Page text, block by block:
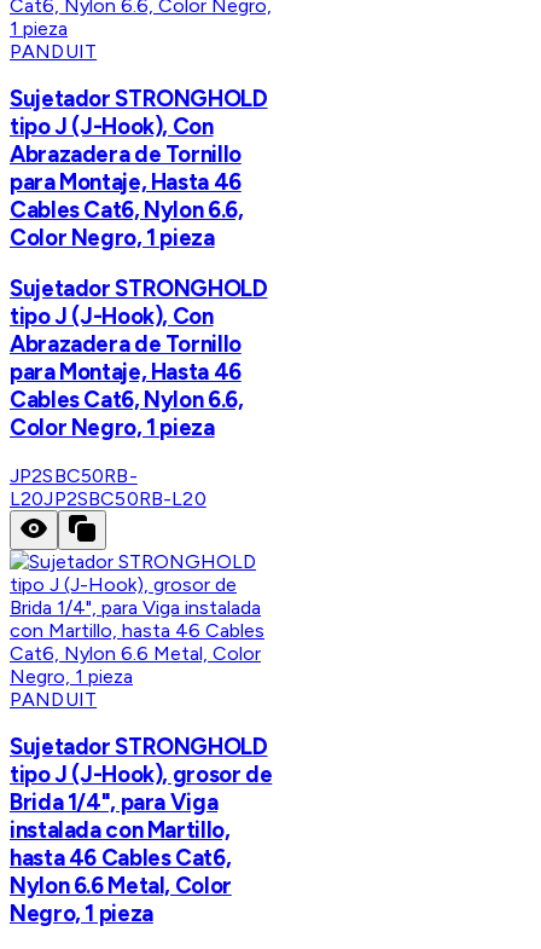
PANDUIT
Sujetador STRONGHOLD
tipo J (J-Hook), Con
Abrazadera de Tornillo
para Montaje, Hasta 46
Cables Cat6, Nylon 6.6,
Color Negro, 1 pieza
Sujetador STRONGHOLD
tipo J (J-Hook), Con
Abrazadera de Tornillo
para Montaje, Hasta 46
Cables Cat6, Nylon 6.6,
Color Negro, 1 pieza
JP2SBC50RB-
L20JP2SBC50RB-L20
PANDUIT
Sujetador STRONGHOLD
tipo J (J-Hook), grosor de
Brida 1/4", para Viga
instalada con Martillo,
hasta 46 Cables Cat6,
Nylon 6.6 Metal, Color
Negro, 1 pieza